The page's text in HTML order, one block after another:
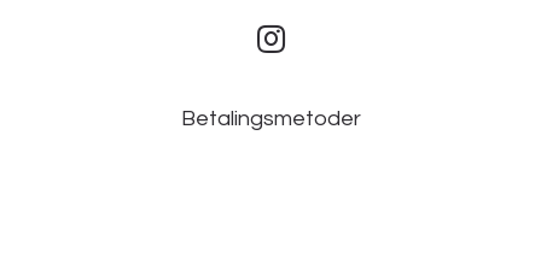
Betalingsmetoder